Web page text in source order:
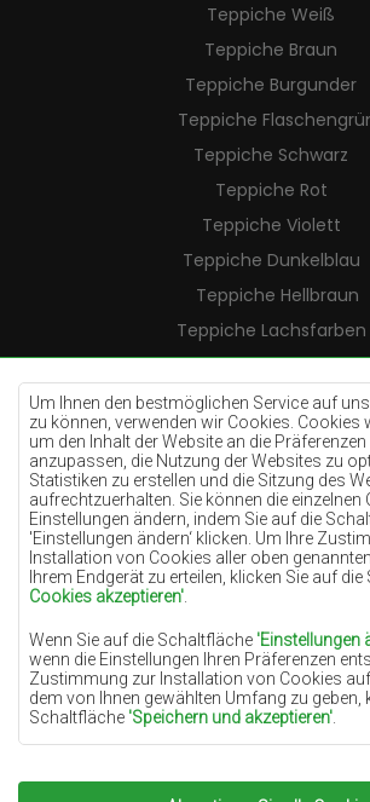
Um Ihnen den bestmöglichen Service auf
zu können, verwenden wir Cookies. Cookies
um den Inhalt der Website an die
anzupassen, die Nutzung der Websites zu
Statistiken zu erstellen und die Sitzung des
aufrechtzuerhalten. Sie können die einzelnen
Einstellungen ändern, indem Sie auf die
'Einstellungen ändern‘ klicken. Um Ihre
Installation von Cookies aller oben
Ihrem Endgerät zu erteilen, klicken Sie auf
Cookies akzeptieren'
Wenn Sie auf die Schaltfläche 'Einstellungen
wenn die Einstellungen Ihren Präferenzen
Zustimmung zur Installation von Cookies
dem von Ihnen gewählten Umfang zu geben,
Schaltfläche 'Speichern und akzeptieren'
Grundlage für die Verarbeitung das
Teppiche Weiß
Teppiche Braun
Teppiche Burgunder
Teppiche
Teppiche Schwarz
Teppiche Rot
Teppiche Violett
Teppiche Dunkelblau
Teppiche Hellbraun
Teppiche Lachsfarben
Teppiche Cremefarben
Teppiche Lilac
Teppiche Gelb
Teppiche Pfefferminz
Teppiche Blau
Teppiche Orange
Teppiche Rosa
Teppiche Terrakotte
Teppiche Grün
Teppiche Golden